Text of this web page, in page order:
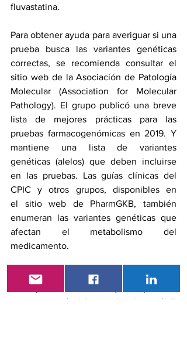
fluvastatina.
Para obtener ayuda para averiguar si una
prueba busca las variantes genéticas
correctas, se recomienda consultar el
sitio web de la Asociación de Patología
Molecular (Association for Molecular
Pathology). El grupo publicó una breve
lista de mejores prácticas para las
pruebas farmacogenómicas en 2019. Y
mantiene una lista de variantes
genéticas (alelos) que deben incluirse
en las pruebas. Las guías clínicas del
CPIC y otros grupos, disponibles en
el sitio web de PharmGKB, también
enumeran las variantes genéticas que
afectan el metabolismo del
medicamento.
El CPIC tiene un sistema de calificación
tanto para la evidencia que respalda la
recomendación (alta, moderada o débil)